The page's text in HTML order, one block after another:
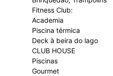
Fitness Club:
Academia
Piscina térmica
Deck à beira do lago
CLUB HOUSE
Piscinas
Gourmet